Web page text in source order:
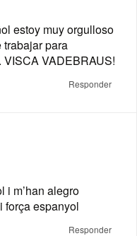
estoy muy orgulloso
para
VISCA VADEBRAUS!
Responder
i m’han alegro
força espanyol
Responder